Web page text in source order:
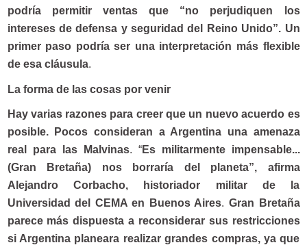
podría permitir ventas que “no perjudiquen los
intereses de defensa y seguridad del Reino Unido”. Un
primer paso podría ser una interpretación más flexible
de esa cláusula.
La forma de las cosas por venir
Hay varias razones para creer que un nuevo acuerdo es
posible. Pocos consideran a Argentina una amenaza
real para las Malvinas. “Es militarmente impensable...
(Gran Bretaña) nos borraría del planeta”, afirma
Alejandro Corbacho, historiador militar de la
Universidad del CEMA en Buenos Aires. Gran Bretaña
parece más dispuesta a reconsiderar sus restricciones
si Argentina planeara realizar grandes compras, ya que